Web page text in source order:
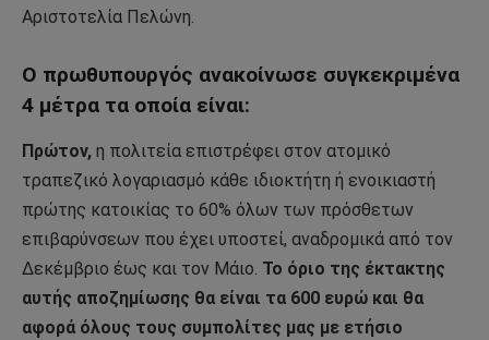
Αριστοτελία Πελώνη.
Ο πρωθυπουργός ανακοίνωσε συγκεκριμένα
4 μέτρα τα οποία είναι:
Πρώτον, η πολιτεία επιστρέφει στον ατομικό
τραπεζικό λογαριασμό κάθε ιδιοκτήτη ή ενοικιαστή
πρώτης κατοικίας το 60% όλων των πρόσθετων
επιβαρύνσεων που έχει υποστεί, αναδρομικά από τον
Δεκέμβριο έως και τον Μάιο. Το όριο της έκτακτης
αυτής αποζημίωσης θα είναι τα 600 ευρώ και θα
αφορά όλους τους συμπολίτες μας με ετήσιο